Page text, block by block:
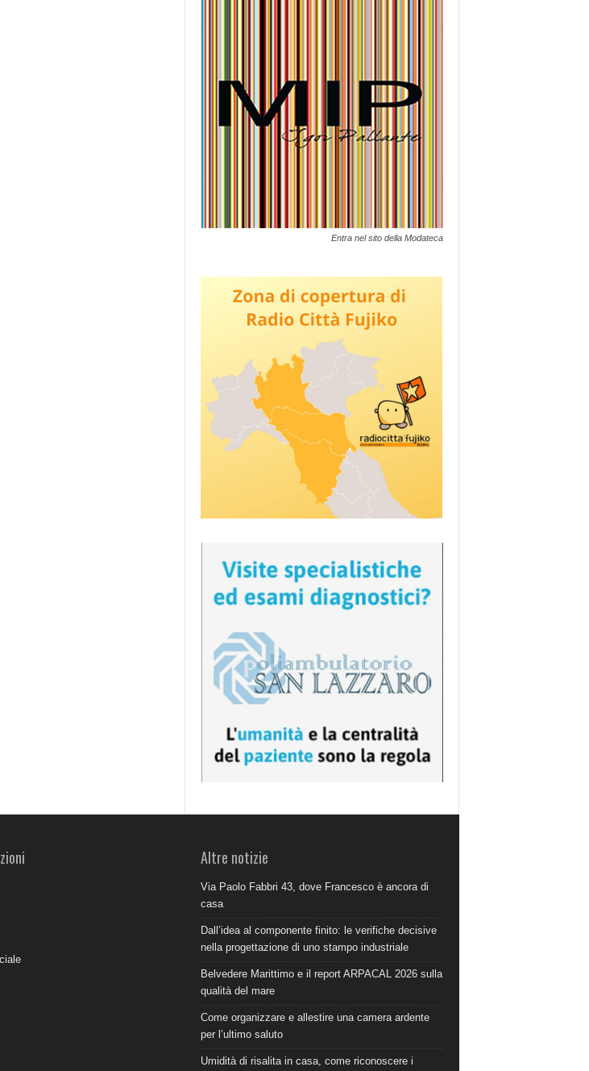
Entra nel sito della Modateca
Altre notizie
Via Paolo Fabbri 43, dove Francesco è ancora di
casa
Dall’idea al componente finito: le verifiche decisive
nella progettazione di uno stampo industriale
Belvedere Marittimo e il report ARPACAL 2026 sulla
qualità del mare
Come organizzare e allestire una camera ardente
per l’ultimo saluto
Umidità di risalita in casa, come riconoscere i